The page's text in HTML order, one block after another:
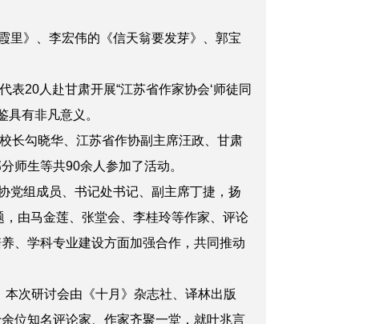
》、李宏伟的《信天翁要发芽》、郭宝
20人赴甘肃开展“江苏省作家协会‘师徒同
有非凡意义。
勾晓华、江苏省作协副主席汪政、甘肃
师生等共90余人参加了活动。
组成员、书记处书记、副主席丁捷，扬
，由马金莲、张堂会、李桂玲等作家、评论
、学科专业建设方面加强合作，共同推动
次研讨会由《十月》杂志社、译林出版
位知名评论家、作家齐聚一堂，就叶兆言